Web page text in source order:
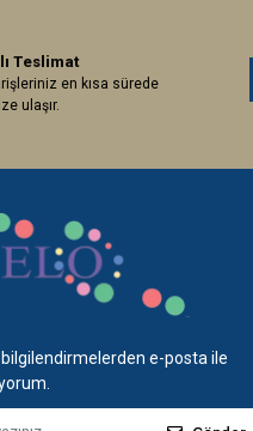
Teslimat
en kısa sürede
ulaşır.
e-posta ile